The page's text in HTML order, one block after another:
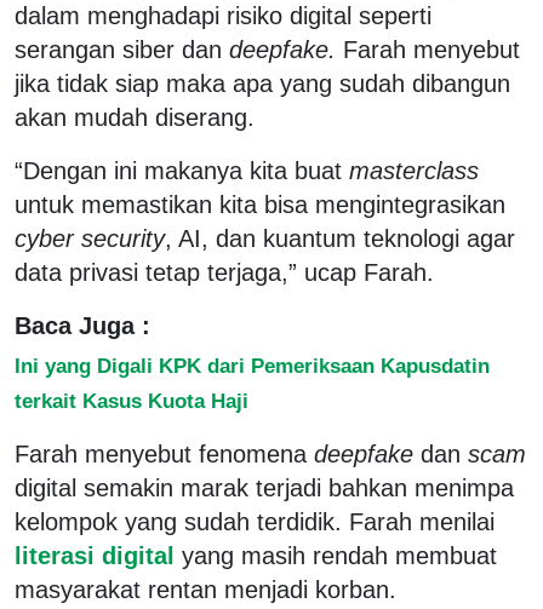
dalam menghadapi risiko digital seperti
serangan siber dan deepfake. Farah menyebut
jika tidak siap maka apa yang sudah dibangun
akan mudah diserang.
“Dengan ini makanya kita buat masterclass
untuk memastikan kita bisa mengintegrasikan
cyber security, AI, dan kuantum teknologi agar
data privasi tetap terjaga,” ucap Farah.
Baca Juga :
Ini yang Digali KPK dari Pemeriksaan Kapusdatin
terkait Kasus Kuota Haji
Farah menyebut fenomena deepfake dan scam
digital semakin marak terjadi bahkan menimpa
kelompok yang sudah terdidik. Farah menilai
literasi digital yang masih rendah membuat
masyarakat rentan menjadi korban.